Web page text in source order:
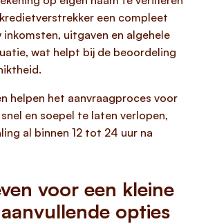
een compleet
inkomsten, uitgaven en algehele
wat helpt bij de beoordeling
helpen het aanvraagproces voor
en soepel te laten verlopen,
al binnen 12 tot 24 uur na
voor een kleine
opties